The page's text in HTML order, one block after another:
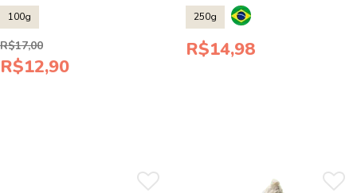
100g
R$17,00
R$12,90
250g
R$14,98